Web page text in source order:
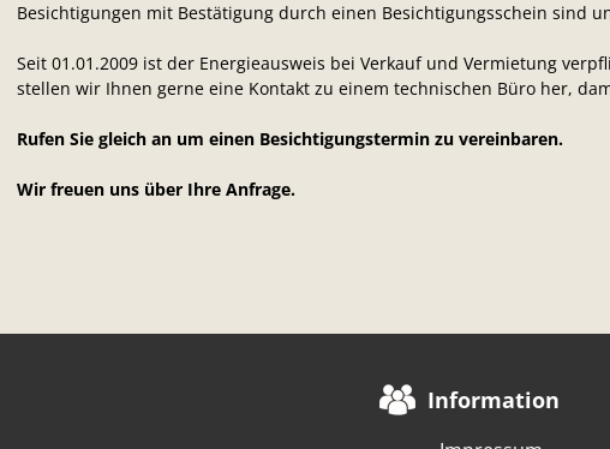
Besichtigungen mit Bestätigung durch einen Besichtigungsschein sind
Seit 01.01.2009 ist der Energieausweis bei Verkauf und Vermietung
stellen wir Ihnen gerne eine Kontakt zu einem technischen Büro her,
Rufen Sie gleich an um einen Besichtigungstermin zu vereinbaren.
Wir freuen uns über Ihre Anfrage.
Information